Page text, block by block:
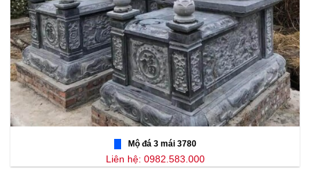
Mộ đá 3 mái 3780
Liên hệ: 0982.583.000